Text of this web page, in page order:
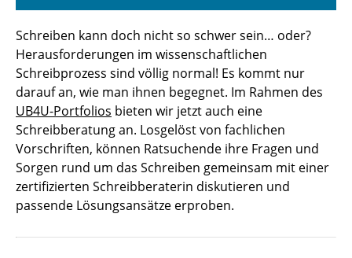
Schreiben kann doch nicht so schwer sein… oder?
Herausforderungen im wissenschaftlichen
Schreibprozess sind völlig normal! Es kommt nur
darauf an, wie man ihnen begegnet. Im Rahmen des
UB4U-Portfolios bieten wir jetzt auch eine
Schreibberatung an. Losgelöst von fachlichen
Vorschriften, können Ratsuchende ihre Fragen und
Sorgen rund um das Schreiben gemeinsam mit einer
zertifizierten Schreibberaterin diskutieren und
passende Lösungsansätze erproben.